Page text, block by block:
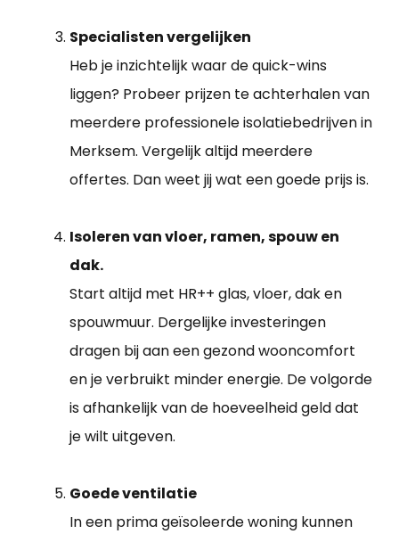
Specialisten vergelijken
Heb je inzichtelijk waar de quick-wins
liggen? Probeer prijzen te achterhalen van
meerdere professionele isolatiebedrijven in
Merksem. Vergelijk altijd meerdere
offertes. Dan weet jij wat een goede prijs is.
Isoleren van vloer, ramen, spouw en
dak.
Start altijd met HR++ glas, vloer, dak en
spouwmuur. Dergelijke investeringen
dragen bij aan een gezond wooncomfort
en je verbruikt minder energie. De volgorde
is afhankelijk van de hoeveelheid geld dat
je wilt uitgeven.
Goede ventilatie
In een prima geïsoleerde woning kunnen